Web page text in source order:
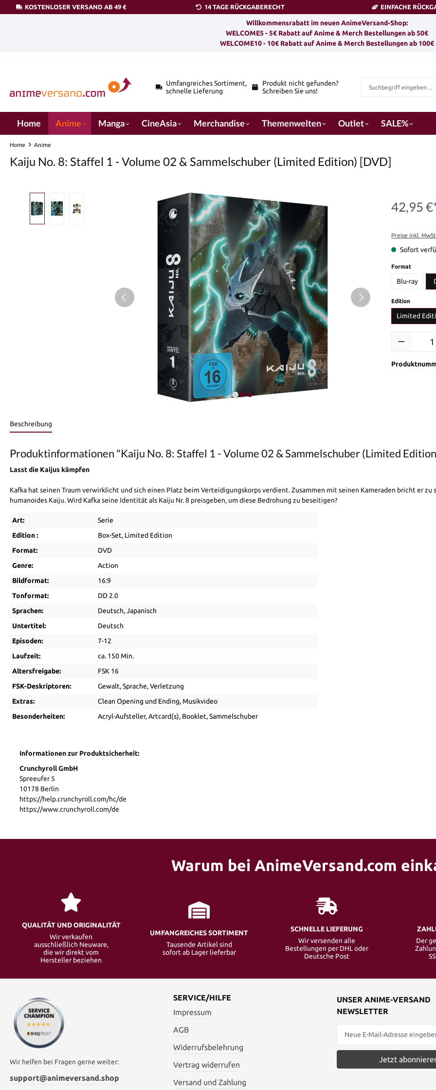
Zur Hauptnavigation springen
KOSTENLOSER VERSAND AB 49 € 14 TAGE RÜCKGABERECHT EINFACHE
Willkommensrabatt im neuen AnimeVersand-Shop:
WELCOME5 - 5€ Rabatt auf Anime & Merch Bestellungen ab 50€
WELCOME10 - 10€ Rabatt auf Anime & Merch Bestellungen ab 100€
Umfangreiches Sortiment,
schnelle Lieferung
Produkt nicht gefunden?
Schreiben Sie uns!
Home Anime Manga CineAsia Merchandise Themenwelten Outlet SALE%
Home Anime
Kaiju No. 8: Staffel 1 - Volume 02 & Sammelschuber (Limited Edition) [DVD]
42,95
Preise inkl.
Sofort
Format
Blu-ray
Edition
Limited
Produkt
Beschreibung
Produktinformationen "Kaiju No. 8: Staffel 1 - Volume 02 & Sammelschuber (Limited
Lasst die Kaijus kämpfen
Kafka hat seinen Traum verwirklicht und sich einen Platz beim Verteidigungskorps verdient. Zusammen mit seinen Kameraden bricht er
humanoides Kaiju. Wird Kafka seine Identität als Kaiju Nr. 8 preisgeben, um diese Bedrohung zu beseitigen?
Art:
Serie
Edition :
Box-Set, Limited Edition
Format:
DVD
Genre:
Action
Bildformat:
16:9
Tonformat:
DD 2.0
Sprachen:
Deutsch, Japanisch
Untertitel:
Deutsch
Episoden:
7-12
Laufzeit:
ca. 150 Min.
Altersfreigabe:
FSK 16
FSK-Deskriptoren:
Gewalt, Sprache, Verletzung
Extras:
Clean Opening und Ending, Musikvideo
Besonderheiten:
Acryl-Aufsteller, Artcard(s), Booklet, Sammelschuber
Informationen zur Produktsicherheit:
Crunchyroll GmbH
Spreeufer 5
10178 Berlin
https://help.crunchyroll.com/hc/de
https://www.crunchyroll.com/de
Warum bei AnimeVersand.com
QUALITÄT UND ORIGINALITÄT
Wir verkaufen
ausschließlich Neuware,
die wir direkt vom
Hersteller beziehen
UMFANGREICHES SORTIMENT
Tausende Artikel sind
sofort ab Lager lieferbar
SCHNELLE LIEFERUNG
Wir versenden alle
Bestellungen per DHL oder
Deutsche Post
Der
Wir helfen bei Fragen gerne weiter:
support@animeversand.shop
SERVICE/HILFE
Impressum
AGB
Widerrufsbelehrung
Vertrag widerrufen
Versand und Zahlung
UNSER ANIME-VERSAND
NEWSLETTER
Jetzt